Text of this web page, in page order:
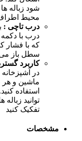
شود زباله
محیط
درب تاچی :
درب با
که با فشار
سطل باز می
کاربرد
در آشپزخانه
ماشین و
توانید
تفکیک کنید
مشخصات